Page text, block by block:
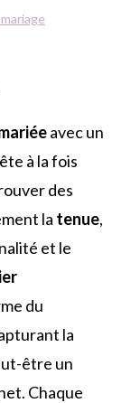
avec un
à la fois
des
la tenue,
et le
du
la
être un
Chaque